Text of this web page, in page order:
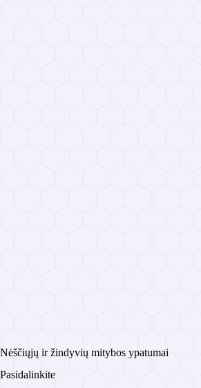
Nėščiųjų ir žindyvių mitybos ypatumai
Pasidalinkite